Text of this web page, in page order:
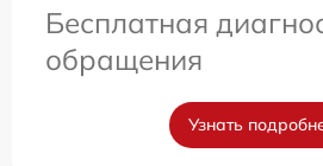
Бесплатная
обращения
Узнать